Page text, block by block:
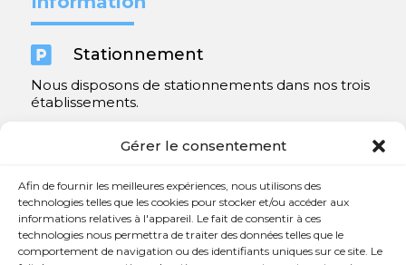
Gérer le consentement
Afin de fournir les meilleures expériences, nous utilisons des
technologies telles que les cookies pour stocker et/ou accéder aux
informations relatives à l'appareil. Le fait de consentir à ces
technologies nous permettra de traiter des données telles que le
comportement de navigation ou des identifiants uniques sur ce site. Le
 Stationnement
Nous disposons de stationnements dans nos trois
établissements.
Contact
 450 654-3342